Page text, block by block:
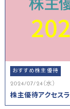
おすすめ株主優待
2024/07/24（水）
株主優待アクセス